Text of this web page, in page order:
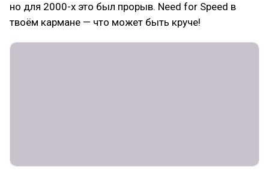
но для 2000-х это был прорыв. Need for Speed в
твоём кармане — что может быть круче!